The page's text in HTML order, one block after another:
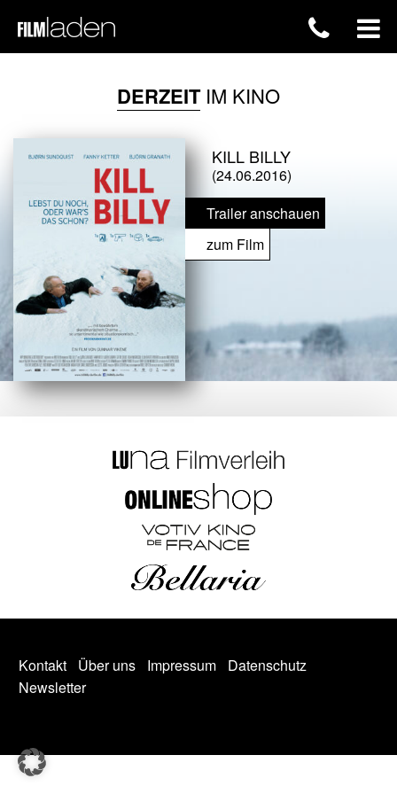
DERZEITIM KINO
KILL BILLY
(24.06.2016)
Trailer anschauen
zum Film
Kontakt Über uns Impressum
Datenschutz
Newsletter